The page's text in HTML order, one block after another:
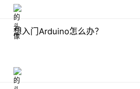
想入门Arduino怎么办？